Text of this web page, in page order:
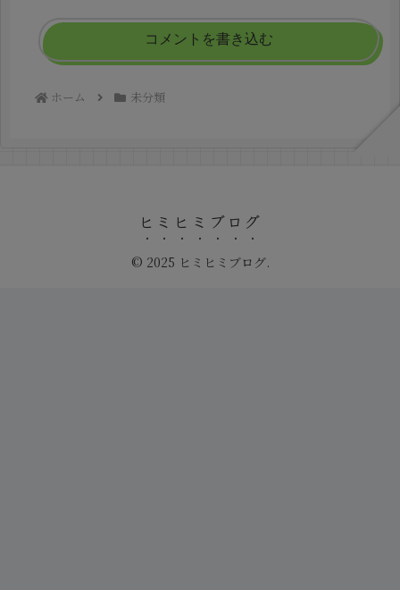
コメントを書き込む
ホーム 未分類
ヒミヒミブログ
© 2025 ヒミヒミブログ.